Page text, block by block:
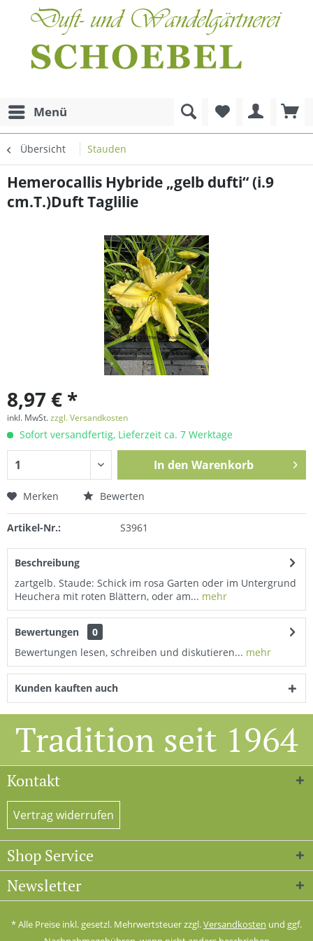
Menü
Übersicht Stauden
Hemerocallis Hybride „gelb dufti“ (i.9
cm.T.)Duft Taglilie
8,97 € *
inkl. MwSt.zzgl. Versandkosten
Sofort versandfertig, Lieferzeit ca. 7 Werktage
In den Warenkorb
Merken Bewerten
Artikel-Nr.: S3961
Beschreibung
zartgelb. Staude: Schick im rosa Garten oder im Untergrund
Heuchera mit roten Blättern, oder am... mehr
Bewertungen
0
Bewertungen lesen, schreiben und diskutieren... mehr
Kunden kauften auch
Tradition seit 1964
Kontakt
Vertrag widerrufen
Shop Service
Newsletter
* Alle Preise inkl. gesetzl. Mehrwertsteuer zzgl.Versandkosten und ggf.